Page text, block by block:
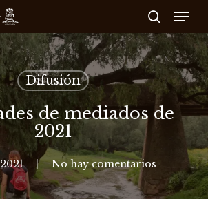
search
Difusión
de mediados de
2021
No hay comentarios